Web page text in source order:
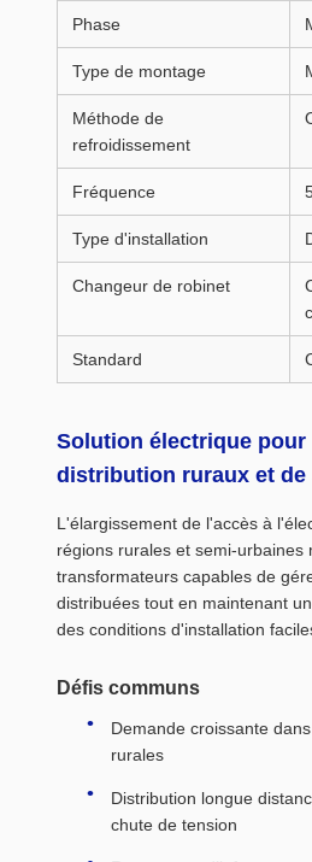
Phase
Type de montage
Méthode de
refroidissement
Fréquence
Type d'installation
Changeur de robinet
Standard
Solution électrique pour
distribution ruraux et
L'élargissement de l'accès à
régions rurales et semi-urbaines
transformateurs capables de
distribuées tout en maintenant
des conditions d'installation
Défis communs
Demande croissante
rurales
Distribution longue
chute de tension